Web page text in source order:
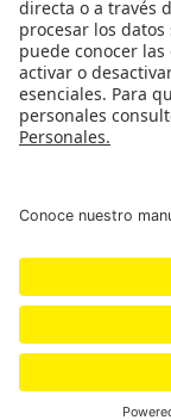
Universidad
de mayo de
© - Derechos